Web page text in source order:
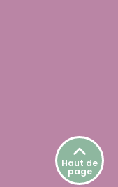
Haut de
page